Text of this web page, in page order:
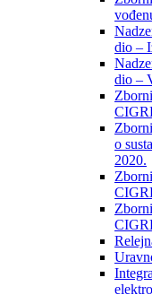
dio –
dio –
o
2020.